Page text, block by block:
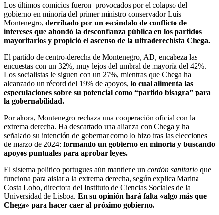
Los últimos comicios fueron provocados por el colapso del
gobierno en minoría del primer ministro conservador Luís
Montenegro, derribado por un escándalo de conflicto de
intereses que ahondó la desconfianza pública en los partidos
mayoritarios y propició el ascenso de la ultraderechista Chega.
El partido de centro-derecha de Montenegro, AD, encabeza las
encuestas con un 32%, muy lejos del umbral de mayoría del 42%.
Los socialistas le siguen con un 27%, mientras que Chega ha
alcanzado un récord del 19% de apoyos, lo cual alimenta las
especulaciones sobre su potencial como “partido bisagra” para
la gobernabilidad.
Por ahora, Montenegro rechaza una cooperación oficial con la
extrema derecha. Ha descartado una alianza con Chega y ha
señalado su intención de gobernar como lo hizo tras las elecciones
de marzo de 2024: formando un gobierno en minoría y buscando
apoyos puntuales para aprobar leyes.
El sistema político portugués aún mantiene un cordón sanitario que
funciona para aislar a la extrema derecha, según explica Marina
Costa Lobo, directora del Instituto de Ciencias Sociales de la
Universidad de Lisboa. En su opinión hará falta «algo más que
Chega» para hacer caer al próximo gobierno.